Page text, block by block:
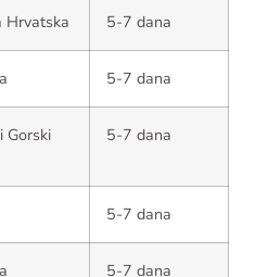
Hrvatska 5-7 dana
5-7 dana
Gorski
5-7 dana
5-7 dana
5-7 dana